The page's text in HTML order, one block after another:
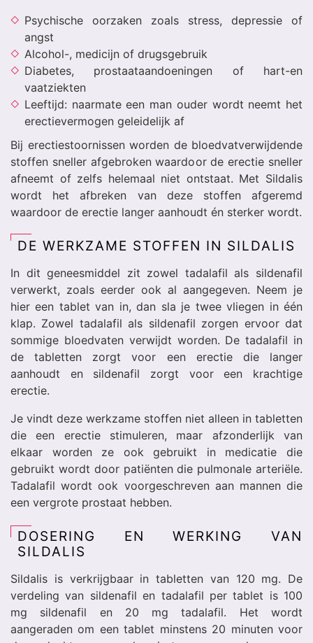
Psychische oorzaken zoals stress, depressie of
angst
Alcohol-, medicijn of drugsgebruik
Diabetes, prostaataandoeningen of hart-en
vaatziekten
Leeftijd: naarmate een man ouder wordt neemt het
erectievermogen geleidelijk af
Bij erectiestoornissen worden de bloedvatverwijdende
stoffen sneller afgebroken waardoor de erectie sneller
afneemt of zelfs helemaal niet ontstaat. Met Sildalis
wordt het afbreken van deze stoffen afgeremd
waardoor de erectie langer aanhoudt én sterker wordt.
DE WERKZAME STOFFEN IN SILDALIS
In dit geneesmiddel zit zowel tadalafil als sildenafil
verwerkt, zoals eerder ook al aangegeven. Neem je
hier een tablet van in, dan sla je twee vliegen in één
klap. Zowel tadalafil als sildenafil zorgen ervoor dat
sommige bloedvaten verwijdt worden. De tadalafil in
de tabletten zorgt voor een erectie die langer
aanhoudt en sildenafil zorgt voor een krachtige
erectie.
Je vindt deze werkzame stoffen niet alleen in tabletten
die een erectie stimuleren, maar afzonderlijk van
elkaar worden ze ook gebruikt in medicatie die
gebruikt wordt door patiënten die pulmonale arteriële.
Tadalafil wordt ook voorgeschreven aan mannen die
een vergrote prostaat hebben.
DOSERING EN WERKING VAN
SILDALIS
Sildalis is verkrijgbaar in tabletten van 120 mg. De
verdeling van sildenafil en tadalafil per tablet is 100
mg sildenafil en 20 mg tadalafil. Het wordt
aangeraden om een tablet minstens 20 minuten voor